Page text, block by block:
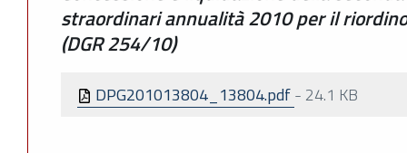
straordinari annualità 2010 per il
(DGR 254/10)
DPG201013804_13804.pdf- 24.1 KB